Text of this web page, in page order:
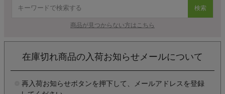
検索
商品が見つからない方はこちら
在庫切れ商品の入荷お知らせメールについて
再入荷お知らせボタンを押下して、メールアドレスを登録